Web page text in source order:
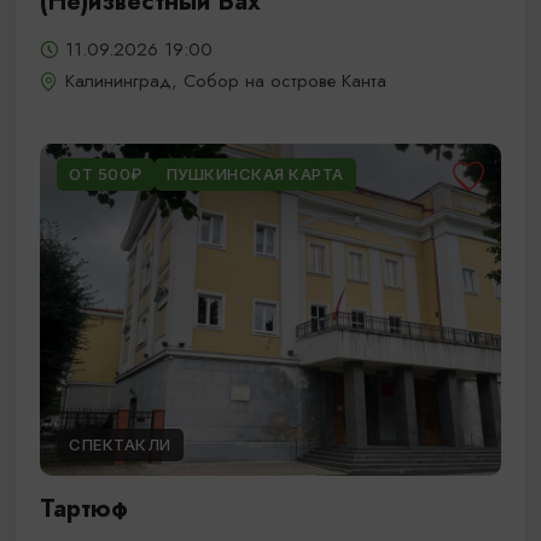
11.09.2026 19:00
Калининград, Собор на острове Канта
ОТ 500₽ ПУШКИНСКАЯ КАРТА
СПЕКТАКЛИ
Тартюф